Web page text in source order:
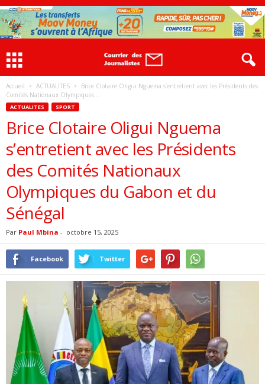
Accueil ACTUALITES
Brice Clotaire Oligui Nguema s’entretient avec les Présidents des
Comités Nationaux Olympiques...
ACTUALITES SPORT
Brice Clotaire Oligui Nguema
s’entretient avec les Présidents
des Comités Nationaux
Olympiques du Gabon et du
Sénégal
Par Paul Mbina - octobre 15, 2025
Facebook Twitter